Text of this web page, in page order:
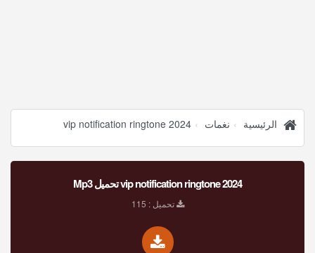
الرئيسية نغمات vip notification ringtone 2024
vip notification ringtone 2024 تحميل Mp3
تحميل : 115